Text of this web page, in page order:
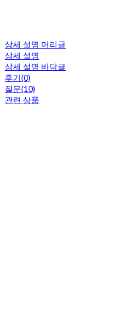
상세 설명 머리글
상세 설명
상세 설명 바닥글
후기(0)
질문(10)
관련 상품